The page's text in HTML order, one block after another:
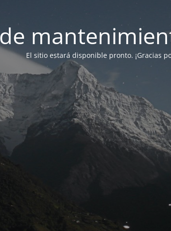
El sitio estará disponible pronto. ¡Gracias